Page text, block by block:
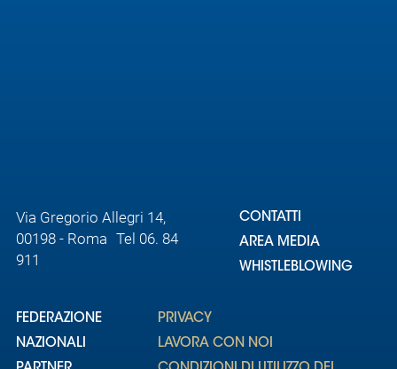
Via Gregorio Allegri 14,
00198 - Roma Tel 06. 84
911
CONTATTI
AREA MEDIA
WHISTLEBLOWING
FEDERAZIONE
NAZIONALI
PRIVACY
LAVORA CON NOI